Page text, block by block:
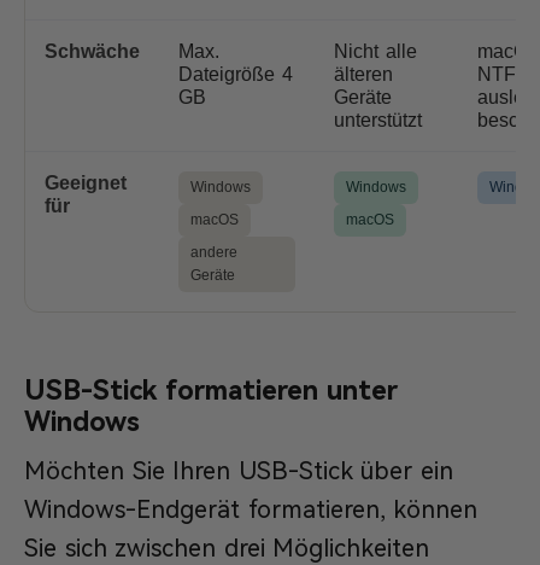
Schwäche
Max.
Dateigröße 4
GB
Nicht alle
älteren
Geräte
unterstützt
Geeignet
für
Windows
macOS
andere
Geräte
Windows
macOS
USB-Stick formatieren unter
Windows
Möchten Sie Ihren USB-Stick über ein
Windows-Endgerät formatieren, können
Sie sich zwischen drei Möglichkeiten